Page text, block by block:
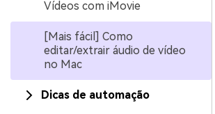
Vídeos com iMovie
[Mais fácil] Como
editar/extrair áudio de vídeo
no Mac
Dicas de automação